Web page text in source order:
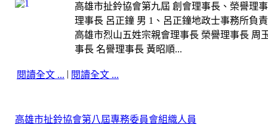
高雄市扯鈴協會第九屆 創會理事長、榮譽理
理事長 呂正鐘 男 1、呂正鐘地政士事務所負
高雄市烈山五姓宗親會理事長 榮譽理事長 周
事長 名譽理事長 黃昭順...
閱讀全文 ... | 閱讀全文 ...
高雄市扯鈴協會第八屆專務委員會組織人員